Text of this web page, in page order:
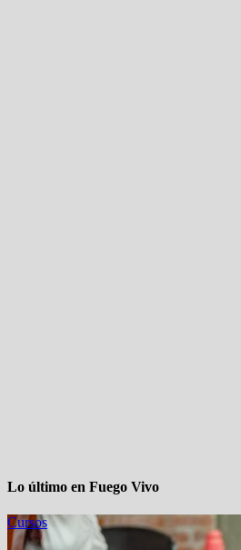
Lo último en Fuego Vivo
Cursos